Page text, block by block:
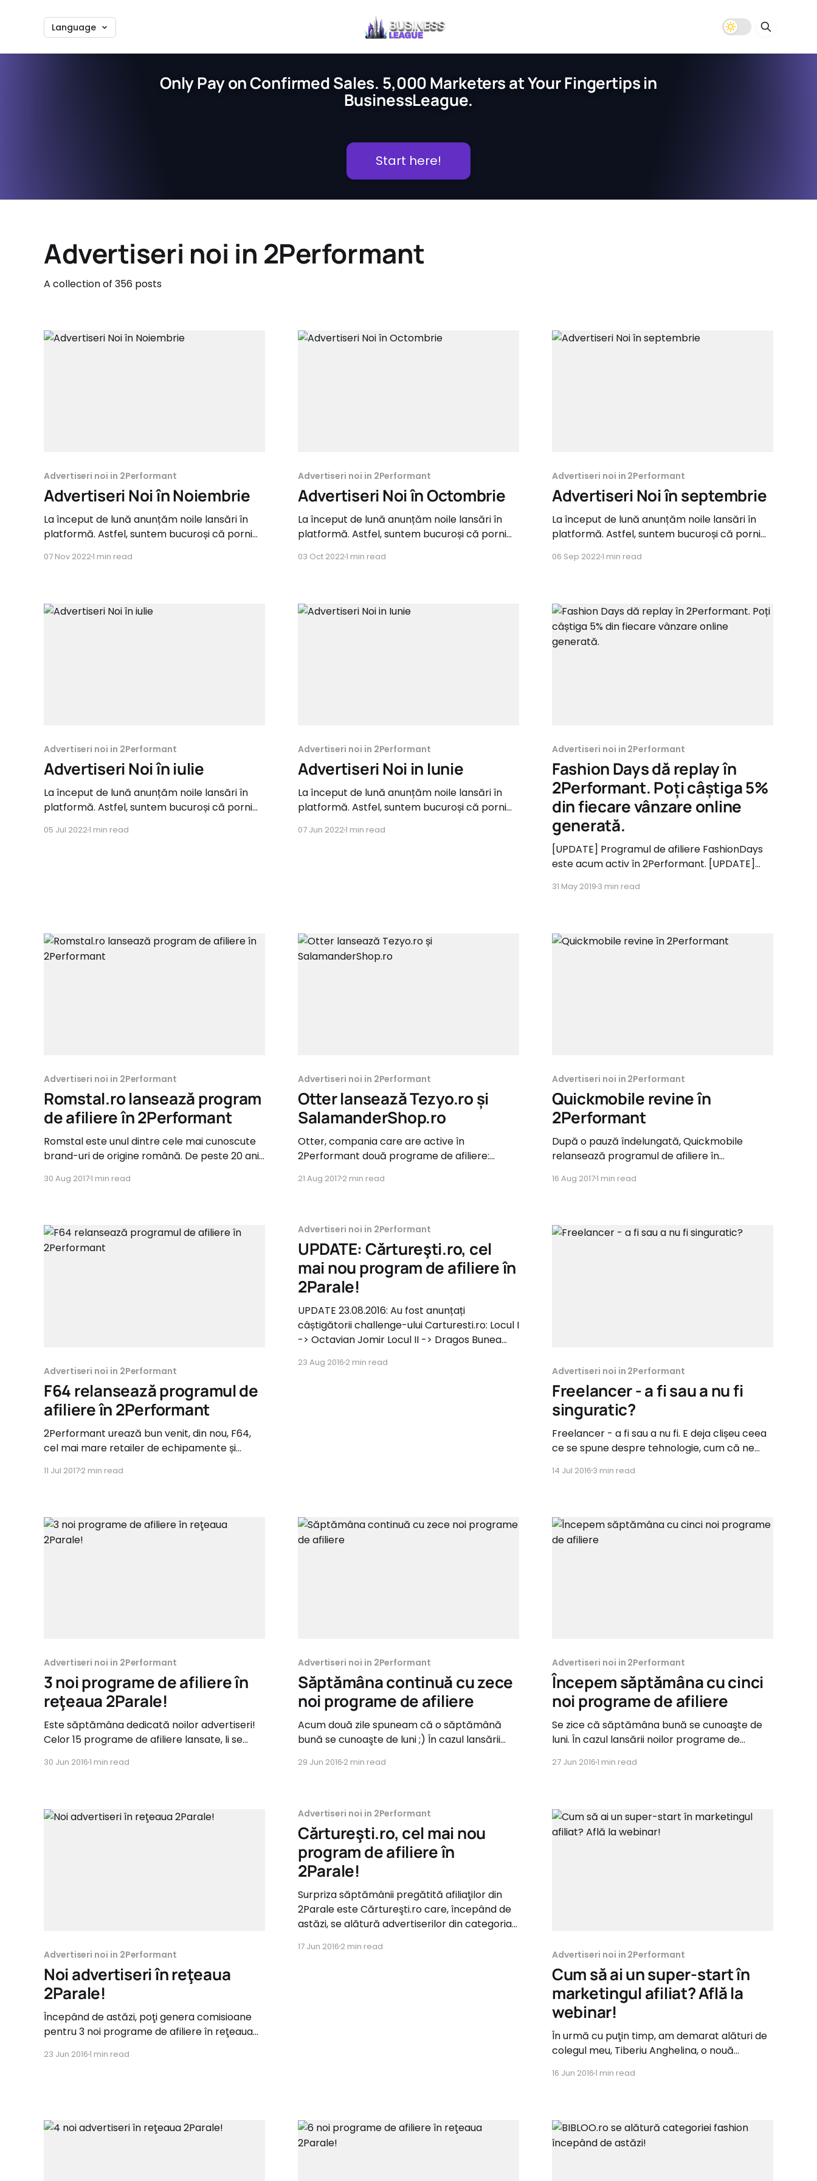
Language
Only Pay on Confirmed Sales. 5,000 Marketers at Your Fingertips in
BusinessLeague.
Start here!
Advertiseri noi in 2Performant
A collection of 356 posts
Advertiseri noi in 2Performant
Advertiseri Noi în Noiembrie
La început de lună anunțăm noile lansări în
platformă. Astfel, suntem bucuroși că pornim
Beauty shop.el-studio.ro Commission: 7% lilla-
Commission: 8% Category: Home&Garden
07 Nov 20221 min read
Advertiseri noi in 2Performant
Advertiseri Noi în Octombrie
La început de lună anunțăm noile lansări în
platformă. Astfel, suntem bucuroși că pornim
Kids & Toys krista.ro – 7% Beauty
zaire.ro – 15% Gifts & Flowers BraziCraciun.net
03 Oct 20221 min read
Advertiseri noi in 2Performant
Advertiseri Noi în septembrie
La început de lună anunțăm noile lansări în
platformă. Astfel, suntem bucuroși că pornim
CrystalNails * Comision 20% Kiehls * Comision
Comision 9% Dargen * Comision 9% Uvia *
Comision 15% Health & Personal Care
06 Sep 20221 min read
Advertiseri noi in 2Performant
Advertiseri Noi în iulie
La început de lună anunțăm noile lansări în
platformă. Astfel, suntem bucuroși că pornim
intimax.ro * Comision 20% Babies, Kids & Toys
05 Jul 20221 min read
Advertiseri noi in 2Performant
Advertiseri Noi in Iunie
La început de lună anunțăm noile lansări în
platformă. Astfel, suntem bucuroși că pornim
Automotive tirshop.ro * Comision 5% Beauty
07 Jun 20221 min read
Advertiseri noi in 2Performant
Fashion Days dă replay în
2Performant. Poți câștiga 5%
din fiecare vânzare online
generată.
[UPDATE] Programul de afiliere FashionDays
este acum activ în 2Performant. [UPDATE]
ora 00.00, cel mai mare retailer de fashion
2Performant, am implementat tracking-ul în
31 May 20193 min read
Advertiseri noi in 2Performant
Romstal.ro lansează program
de afiliere în 2Performant
Romstal este unul dintre cele mai cunoscute
brand-uri de origine română. De peste 20 ani,
comercializarea echipamentelor de instalații
înscrie și să participe la promovarea Romstal.
30 Aug 20171 min read
Advertiseri noi in 2Performant
Otter lansează Tezyo.ro și
SalamanderShop.ro
Otter, compania care are active în
2Performant două programe de afiliere:
de ieri două noi programe de afiliere: Tezyo.ro
21 Aug 20172 min read
Advertiseri noi in 2Performant
Quickmobile revine în
2Performant
După o pauză îndelungată, Quickmobile
relansează programul de afiliere în
lansat în regim prepaid şi pune la dispoziţia
de recurenţă de 30 de zile. Grila care poate fi
16 Aug 20171 min read
Advertiseri noi in 2Performant
F64 relansează programul de
afiliere în 2Performant
2Performant urează bun venit, din nou, F64,
cel mai mare retailer de echipamente și
Sud-Estul Europei, cu o experiență de peste 15
programul de afiliere prin
11 Jul 20172 min read
Advertiseri noi in 2Performant
UPDATE: Cărtureşti.ro, cel
mai nou program de afiliere în
2Parale!
UPDATE 23.08.2016: Au fost anunțați
câștigătorii challenge-ului Carturesti.ro: Locul I
-> Octavian Jomir Locul II -> Dragos Bunea
câștigătorilor și spor la conversii! Surpriza
23 Aug 20162 min read
Advertiseri noi in 2Performant
Freelancer - a fi sau a nu fi
singuratic?
Freelancer - a fi sau a nu fi. E deja clișeu ceea
ce se spune despre tehnologie, cum că ne
comunicăm mai mult, de fapt, știm să
indispensabilă, iar adaptarea
14 Jul 20163 min read
Advertiseri noi in 2Performant
3 noi programe de afiliere în
reţeaua 2Parale!
Este săptămâna dedicată noilor advertiseri!
Celor 15 programe de afiliere lansate, li se
categoriile: Fashion, Cărţi & Materiale
Tip campanie: Sale Categorie: Fashion
Comision: 12% Perioadă de recurență: 3
30 Jun 20161 min read
Advertiseri noi in 2Performant
Săptămâna continuă cu zece
noi programe de afiliere
Acum două zile spuneam că o săptămână
bună se cunoaşte de luni ;) În cazul lansării
săptămână plină de noi advertiseri. Luni am
toate categoriile, de la
29 Jun 20162 min read
Advertiseri noi in 2Performant
Începem săptămâna cu cinci
noi programe de afiliere
Se zice că săptămâna bună se cunoaşte de
luni. În cazul lansării noilor programe de
săptămână plină. Lansăm astăzi cinci noi
mână (Ceasuri), unul cu podoabe pentru casă
27 Jun 20161 min read
Advertiseri noi in 2Performant
Noi advertiseri în reţeaua
2Parale!
Începând de astăzi, poţi genera comisioane
pentru 3 noi programe de afiliere în reţeaua
categoriile: Auto, IT&C şi Home&Deco iar
1ron
23 Jun 20161 min read
Advertiseri noi in 2Performant
Cărtureşti.ro, cel mai nou
program de afiliere în
2Parale!
Surpriza săptămânii pregătită afiliaţilor din
2Parale este Cărtureşti.ro care, începând de
astăzi, se alătură advertiserilor din categoria
susţine performanţa şi pe lângă multiplele
17 Jun 20162 min read
Advertiseri noi in 2Performant
Cum să ai un super-start în
marketingul afiliat? Află la
webinar!
În urmă cu puţin timp, am demarat alături de
colegul meu, Tiberiu Anghelina, o nouă
advertiseri din reţeaua 2Parale. Ne
pentru o gestionare eficientă a activităţii
16 Jun 20161 min read